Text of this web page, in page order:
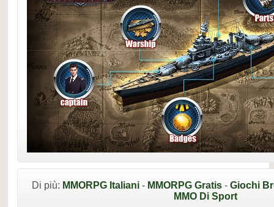
Di più: MMORPG Italiani - MMORPG Gratis - Giochi
MMO Di Sport